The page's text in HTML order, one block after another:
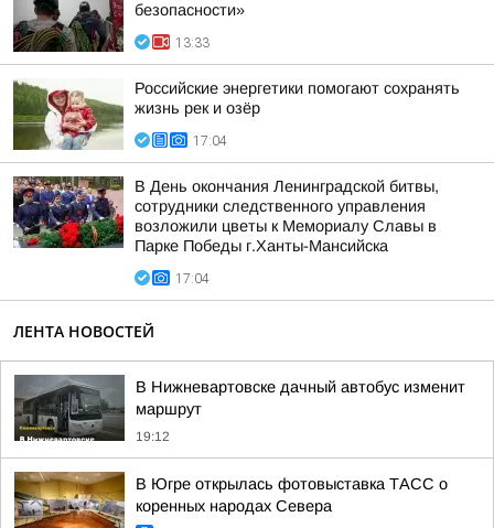
безопасности»
13:33
Российские энергетики помогают сохранять
жизнь рек и озёр
17:04
В День окончания Ленинградской битвы,
сотрудники следственного управления
возложили цветы к Мемориалу Славы в
Парке Победы г.Ханты-Мансийска
17:04
ЛЕНТА НОВОСТЕЙ
В Нижневартовске дачный автобус изменит
маршрут
19:12
В Югре открылась фотовыставка ТАСС о
коренных народах Севера